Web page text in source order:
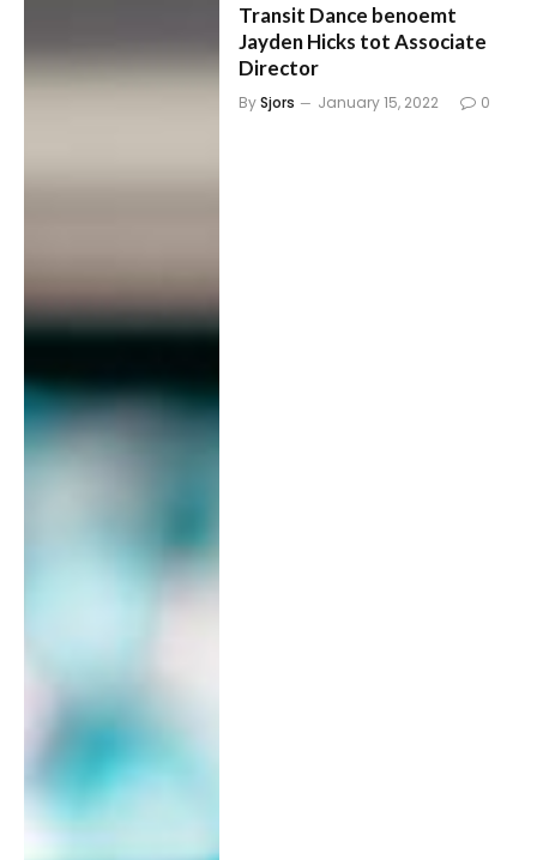
Transit Dance benoemt
Jayden Hicks tot Associate
Director
BySjors January 15, 2022 0